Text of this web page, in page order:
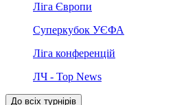
Ліга Європи
Суперкубок УЄФА
Ліга конференцій
ЛЧ - Top News
До всіх турнірів